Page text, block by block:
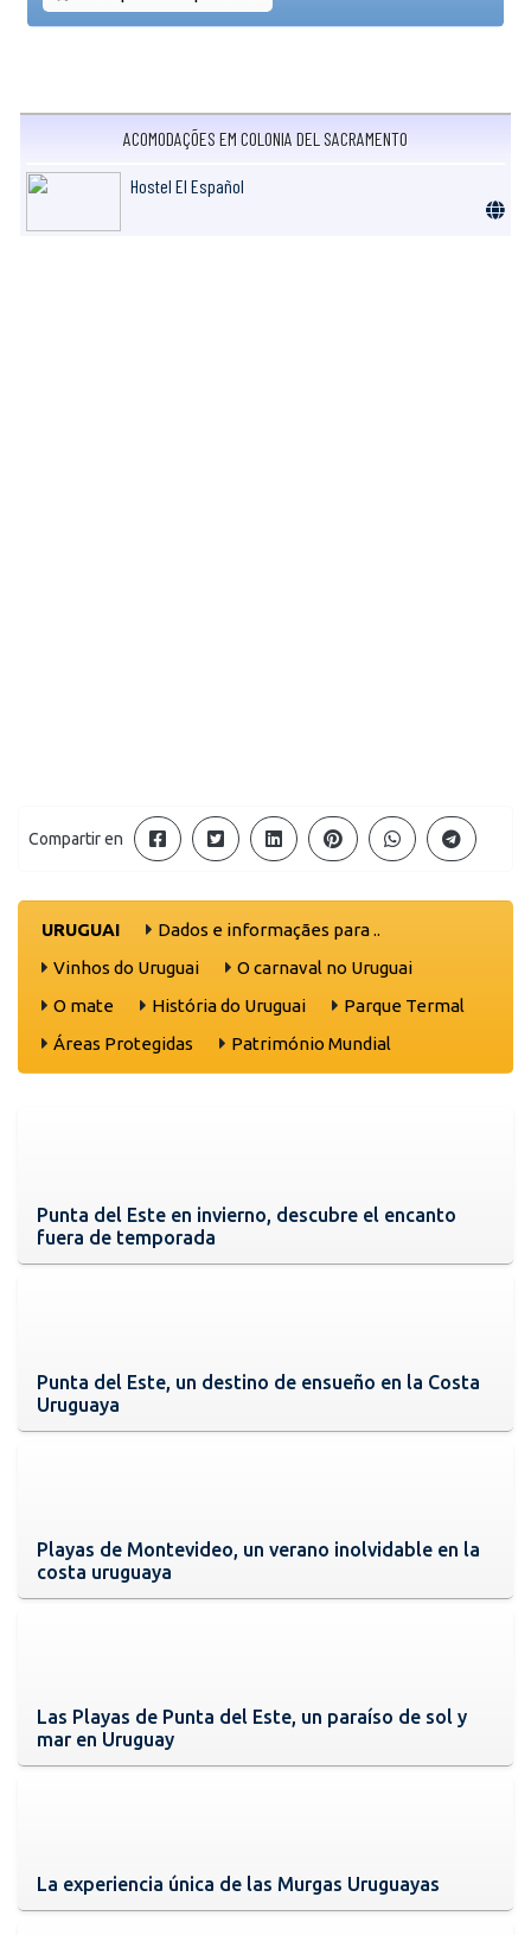
ACOMODAÇÕES EM COLONIA DEL SACRAMENTO
Hostel El Español
Compartir en
URUGUAI
Dados e informaçães para ..
Vinhos do Uruguai
O carnaval no Uruguai
O mate
História do Uruguai
Parque Termal
Áreas Protegidas
Património Mundial
Punta del Este en invierno, descubre el encanto
fuera de temporada
Punta del Este, un destino de ensueño en la Costa
Uruguaya
Playas de Montevideo, un verano inolvidable en la
costa uruguaya
Las Playas de Punta del Este, un paraíso de sol y
mar en Uruguay
La experiencia única de las Murgas Uruguayas